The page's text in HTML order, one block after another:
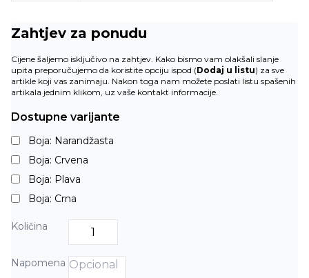
Zahtjev za ponudu
Cijene šaljemo isključivo na zahtjev. Kako bismo vam olakšali slanje
upita preporučujemo da koristite opciju ispod (Dodaj u listu) za sve
artikle koji vas zanimaju. Nakon toga nam možete poslati listu spašenih
artikala jednim klikom, uz vaše kontakt informacije.
Dostupne varijante
Boja: Narandžasta
Boja: Crvena
Boja: Plava
Boja: Crna
Količina
Napomena